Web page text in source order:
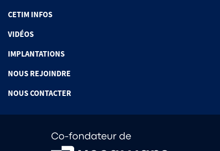
CETIM INFOS
VIDÉOS
IMPLANTATIONS
NOUS REJOINDRE
NOUS CONTACTER